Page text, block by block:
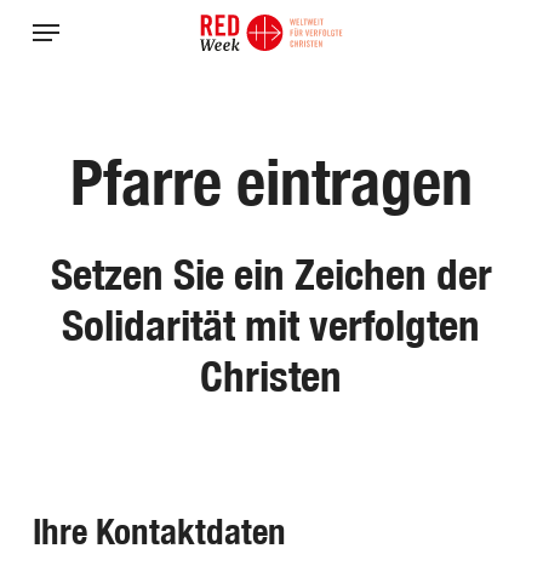
SkipMenu
Pfarre eintragen
Setzen Sie ein Zeichen der
Solidarität mit verfolgten
Christen
Ihre Kontaktdaten